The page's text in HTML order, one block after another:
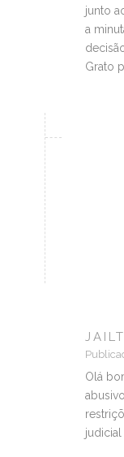
junto
a
Grato
Olá